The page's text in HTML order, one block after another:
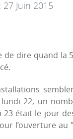
Juin 2015
de dire quand la
22, un
23 était le jour
l’ouverture au